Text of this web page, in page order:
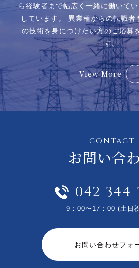
ら経験者まで幅広く一緒に働いて
しています。
異業種からの転職者
の技術を身につけたい方のご応募
す。
View More
CONTACT
お問い合
042-344-
9：00〜17：00 (土日
お問い合わせフォ